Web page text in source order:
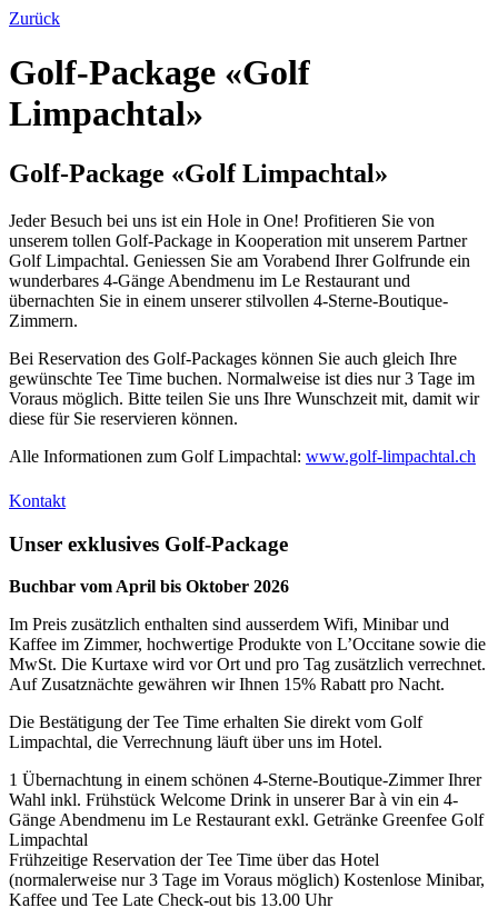
Zurück
Golf-Package «Golf
Limpachtal»
Golf-Package «Golf Limpachtal»
Jeder Besuch bei uns ist ein Hole in One! Profitieren Sie von
unserem tollen Golf-Package in Kooperation mit unserem Partner
Golf Limpachtal. Geniessen Sie am Vorabend Ihrer Golfrunde ein
wunderbares 4-Gänge Abendmenu im Le Restaurant und
übernachten Sie in einem unserer stilvollen 4-Sterne-Boutique-
Zimmern.
Bei Reservation des Golf-Packages können Sie auch gleich Ihre
gewünschte Tee Time buchen. Normalweise ist dies nur 3 Tage im
Voraus möglich. Bitte teilen Sie uns Ihre Wunschzeit mit, damit wir
diese für Sie reservieren können.
Alle Informationen zum Golf Limpachtal: www.golf-limpachtal.ch
Kontakt
Unser exklusives Golf-Package
Buchbar vom April bis Oktober 2026
Im Preis zusätzlich enthalten sind ausserdem Wifi, Minibar und
Kaffee im Zimmer, hochwertige Produkte von L’Occitane sowie die
MwSt. Die Kurtaxe wird vor Ort und pro Tag zusätzlich verrechnet.
Auf Zusatznächte gewähren wir Ihnen 15% Rabatt pro Nacht.
Die Bestätigung der Tee Time erhalten Sie direkt vom Golf
Limpachtal, die Verrechnung läuft über uns im Hotel.
1 Übernachtung in einem schönen 4-Sterne-Boutique-Zimmer Ihrer
Wahl inkl. Frühstück Welcome Drink in unserer Bar à vin ein 4-
Gänge Abendmenu im Le Restaurant exkl. Getränke Greenfee Golf
Limpachtal
Frühzeitige Reservation der Tee Time über das Hotel
(normalerweise nur 3 Tage im Voraus möglich) Kostenlose Minibar,
Kaffee und Tee Late Check-out bis 13.00 Uhr